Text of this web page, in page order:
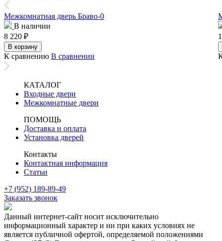
Межкомнатная дверь Браво-0
В наличии
8 220 ₽
В корзину
К сравнению В сравнении
КАТАЛОГ
Входные двери
Межкомнатные двери
ПОМОЩЬ
Доставка и оплата
Установка дверей
Контакты
Контактная информация
Статьи
+7 (952) 189-89-49
Заказать звонок
Данный интернет-сайт носит исключительно
информационный характер и ни при каких условиях не
является публичной офертой, определяемой положениями